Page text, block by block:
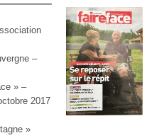
–
» –
2017
»